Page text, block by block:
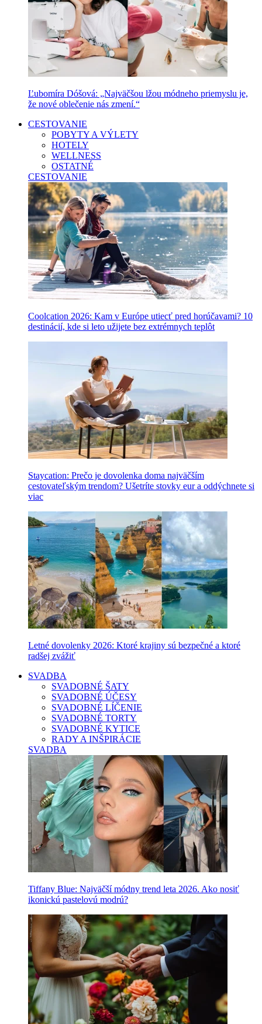
Ľubomíra Dóšová: „Najväčšou lžou módneho priemyslu je,
že nové oblečenie nás zmení.“
CESTOVANIE
POBYTY A VÝLETY
HOTELY
WELLNESS
OSTATNÉ
CESTOVANIE
Coolcation 2026: Kam v Európe utiecť pred horúčavami? 10
destinácií, kde si leto užijete bez extrémnych teplôt
Staycation: Prečo je dovolenka doma najväčším
cestovateľským trendom? Ušetríte stovky eur a oddýchnete si
viac
Letné dovolenky 2026: Ktoré krajiny sú bezpečné a ktoré
radšej zvážiť
SVADBA
SVADOBNÉ ŠATY
SVADOBNÉ ÚČESY
SVADOBNÉ LÍČENIE
SVADOBNÉ TORTY
SVADOBNÉ KYTICE
RADY A INŠPIRÁCIE
SVADBA
Tiffany Blue: Najväčší módny trend leta 2026. Ako nosiť
ikonickú pastelovú modrú?